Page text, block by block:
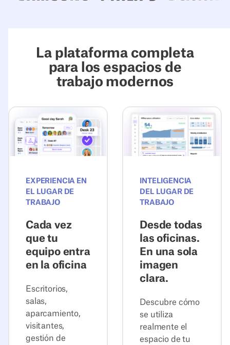
La plataforma completa
para los espacios de
trabajo modernos
Explora y vive la experiencia
EXPERIENCIA EN
EL LUGAR DE
TRABAJO
Cada vez
que tu
equipo entra
en la oficina
Escritorios,
salas,
aparcamiento,
visitantes,
gestión de
Explora la
INTELIGENCIA
DEL LUGAR DE
TRABAJO
Desde todas
las oficinas.
En una sola
imagen
clara.
Descubre cómo
se utiliza
realmente el
espacio de tu